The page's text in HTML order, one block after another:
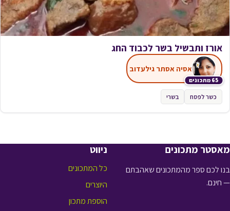
אורז ותבשיל בשר לכבוד החג
65 מתכונים
אסיה אסתר גילעדוב
כשר לפסח בשרי
מאסטר מתכונים
בנו לכם ספר מהמתכונים שאהבתם
— חינם.
ניווט
כל המתכונים
היוצרים
הוספת מתכון